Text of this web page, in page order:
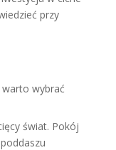
przy
wybrać
świat. Pokój